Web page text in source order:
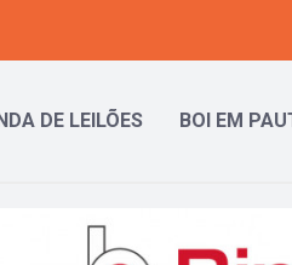
DE LEILÕES BOI EM